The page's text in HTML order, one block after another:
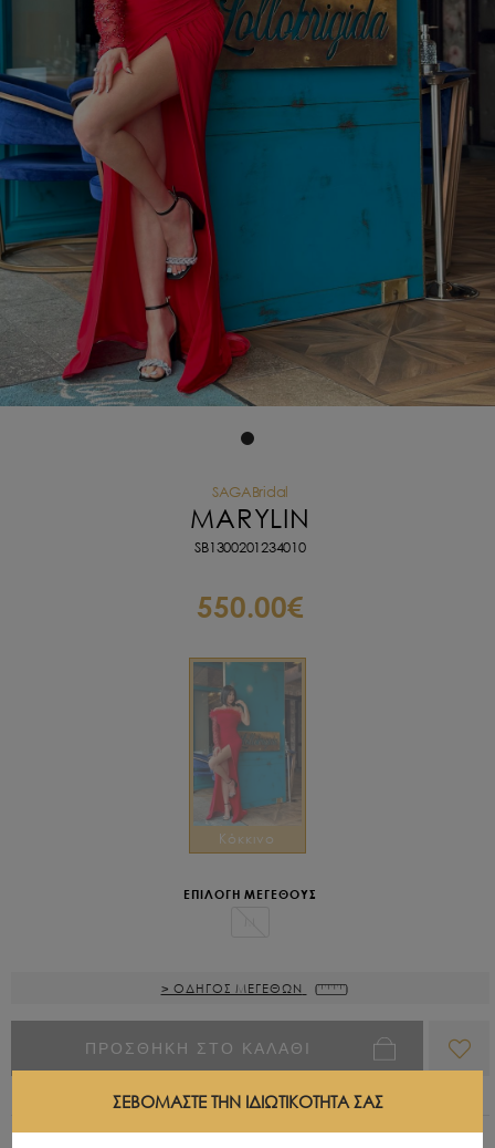
SAGABridal
MARYLIN
SB1300201234010
550.00€
Kόκκινο
ΕΠΙΛΟΓΗ ΜΕΓΕΘΟΥΣ
> ΟΔΗΓΟΣ ΜΕΓΕΘΩΝ
ΠΡΟΣΘΗΚΗ ΣΤΟ ΚΑΛΑΘΙ
ΣΕΒΌΜΑΣΤΕ ΤΗΝ ΙΔΙΩΤΙΚΌΤΗΤΆ ΣΑΣ